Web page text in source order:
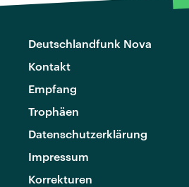
Deutschlandfunk Nova
Kontakt
Empfang
Trophäen
Datenschutzerklärung
Impressum
Korrekturen